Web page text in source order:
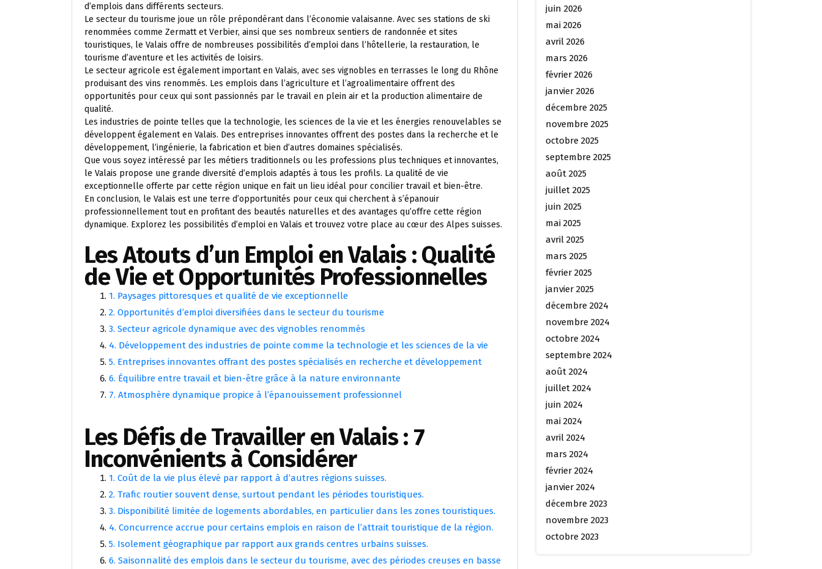
d’emplois dans différents secteurs.
Le secteur du tourisme joue un rôle prépondérant dans l’économie valaisanne. Avec ses stations de ski
renommées comme Zermatt et Verbier, ainsi que ses nombreux sentiers de randonnée et sites
touristiques, le Valais offre de nombreuses possibilités d’emploi dans l’hôtellerie, la restauration, le
tourisme d’aventure et les activités de loisirs.
Le secteur agricole est également important en Valais, avec ses vignobles en terrasses le long du Rhône
produisant des vins renommés. Les emplois dans l’agriculture et l’agroalimentaire offrent des
opportunités pour ceux qui sont passionnés par le travail en plein air et la production alimentaire de
qualité.
Les industries de pointe telles que la technologie, les sciences de la vie et les énergies renouvelables se
développent également en Valais. Des entreprises innovantes offrent des postes dans la recherche et le
développement, l’ingénierie, la fabrication et bien d’autres domaines spécialisés.
Que vous soyez intéressé par les métiers traditionnels ou les professions plus techniques et innovantes,
le Valais propose une grande diversité d’emplois adaptés à tous les profils. La qualité de vie
exceptionnelle offerte par cette région unique en fait un lieu idéal pour concilier travail et bien-être.
En conclusion, le Valais est une terre d’opportunités pour ceux qui cherchent à s’épanouir
professionnellement tout en profitant des beautés naturelles et des avantages qu’offre cette région
dynamique. Explorez les possibilités d’emploi en Valais et trouvez votre place au cœur des Alpes suisses.
Les Atouts d’un Emploi en Valais : Qualité
de Vie et Opportunités Professionnelles
1. Paysages pittoresques et qualité de vie exceptionnelle
2. Opportunités d’emploi diversifiées dans le secteur du tourisme
3. Secteur agricole dynamique avec des vignobles renommés
4. Développement des industries de pointe comme la technologie et les sciences de la vie
5. Entreprises innovantes offrant des postes spécialisés en recherche et développement
6. Équilibre entre travail et bien-être grâce à la nature environnante
7. Atmosphère dynamique propice à l’épanouissement professionnel
Les Défis de Travailler en Valais : 7
Inconvénients à Considérer
1. Coût de la vie plus élevé par rapport à d’autres régions suisses.
2. Trafic routier souvent dense, surtout pendant les périodes touristiques.
3. Disponibilité limitée de logements abordables, en particulier dans les zones touristiques.
4. Concurrence accrue pour certains emplois en raison de l’attrait touristique de la région.
5. Isolement géographique par rapport aux grands centres urbains suisses.
6. Saisonnalité des emplois dans le secteur du tourisme, avec des périodes creuses en basse
juin 2026
mai 2026
avril 2026
mars 2026
février 2026
janvier 2026
décembre 2025
novembre 2025
octobre 2025
septembre 2025
août 2025
juillet 2025
juin 2025
mai 2025
avril 2025
mars 2025
février 2025
janvier 2025
décembre 2024
novembre 2024
octobre 2024
septembre 2024
août 2024
juillet 2024
juin 2024
mai 2024
avril 2024
mars 2024
février 2024
janvier 2024
décembre 2023
novembre 2023
octobre 2023